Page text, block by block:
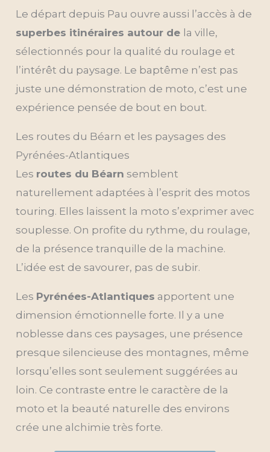
Le départ depuis Pau ouvre aussi l’accès à de
superbes itinéraires autour de la ville,
sélectionnés pour la qualité du roulage et
l’intérêt du paysage. Le baptême n’est pas
juste une démonstration de moto, c’est une
expérience pensée de bout en bout.
Les routes du Béarn et les paysages des
Pyrénées-Atlantiques
Les routes du Béarn semblent
naturellement adaptées à l’esprit des motos
touring. Elles laissent la moto s’exprimer avec
souplesse. On profite du rythme, du roulage,
de la présence tranquille de la machine.
L’idée est de savourer, pas de subir.
Les Pyrénées-Atlantiques apportent une
dimension émotionnelle forte. Il y a une
noblesse dans ces paysages, une présence
presque silencieuse des montagnes, même
lorsqu’elles sont seulement suggérées au
loin. Ce contraste entre le caractère de la
moto et la beauté naturelle des environs
crée une alchimie très forte.